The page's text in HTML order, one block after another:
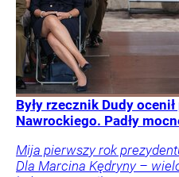
Były rzecznik Dudy
Nawrockiego. Padły
Mija pierwszy rok
Dla Marcina Kędryny –